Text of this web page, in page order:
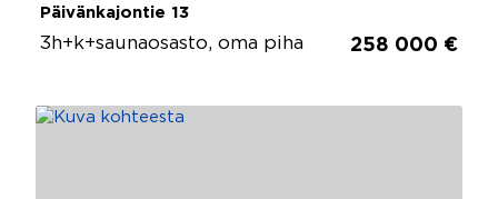
Päivänkajontie 13
3h+k+saunaosasto, oma piha 258 000 €